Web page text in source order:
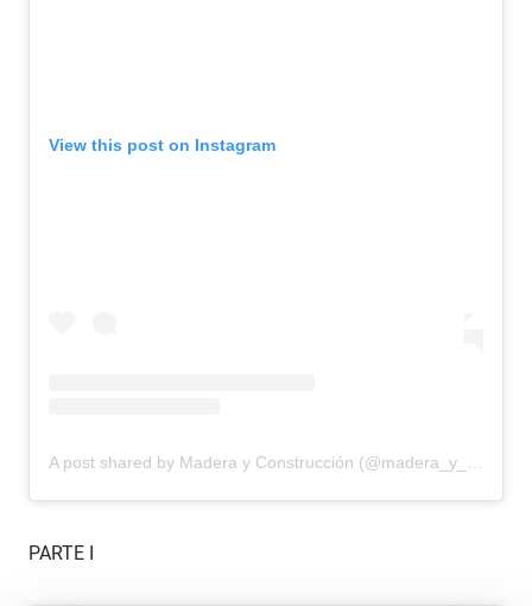
View this post on Instagram
PARTE I